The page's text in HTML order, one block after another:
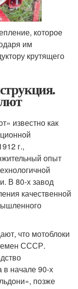
которое
им
крутящего
известно как
г.,
опыт
В 80-х завод
качественной
что мотоблоки
СССР.
начале 90-х
позже